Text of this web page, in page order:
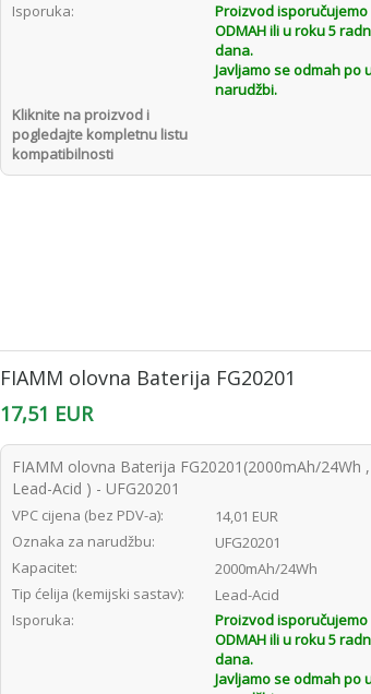
Isporuka:
Proizvod isporučujemo
ODMAH ili u roku 5
dana.
Javljamo se odmah po
narudžbi.
Kliknite na proizvod i
pogledajte kompletnu listu
kompatibilnosti
FIAMM olovna Baterija FG20201
17,51 EUR
FIAMM olovna Baterija FG20201(2000mAh/24Wh
Lead-Acid ) - UFG20201
VPC cijena (bez PDV-a):
14,01 EUR
Oznaka za narudžbu:
UFG20201
Kapacitet:
2000mAh/24Wh
Tip ćelija (kemijski sastav):
Lead-Acid
Isporuka:
Proizvod isporučujemo
ODMAH ili u roku 5
dana.
Javljamo se odmah po